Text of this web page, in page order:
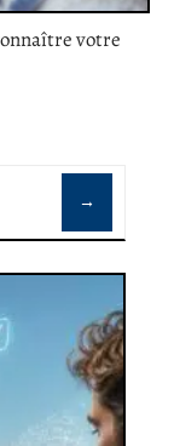
votre